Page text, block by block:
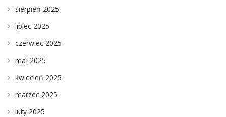
sierpień 2025
lipiec 2025
czerwiec 2025
maj 2025
kwiecień 2025
marzec 2025
luty 2025